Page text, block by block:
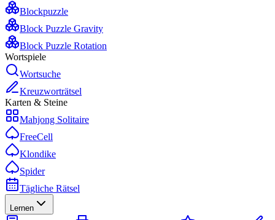
Blockpuzzle
Block Puzzle Gravity
Block Puzzle Rotation
Wortspiele
Wortsuche
Kreuzworträtsel
Karten & Steine
Mahjong Solitaire
FreeCell
Klondike
Spider
Tägliche Rätsel
Lernen